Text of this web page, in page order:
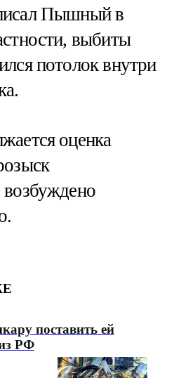
Пышный в
выбиты
потолок внутри
оценка
возбуждено
поставить ей
РФ